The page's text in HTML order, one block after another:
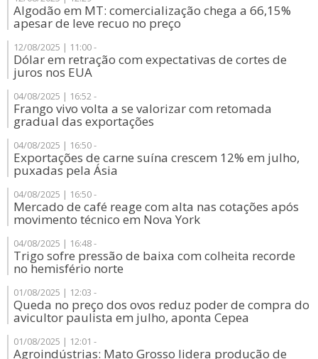
Algodão em MT: comercialização chega a 66,15%
apesar de leve recuo no preço
12/08/2025 | 11:00 -
Dólar em retração com expectativas de cortes de
juros nos EUA
04/08/2025 | 16:52 -
Frango vivo volta a se valorizar com retomada
gradual das exportações
04/08/2025 | 16:50 -
Exportações de carne suína crescem 12% em julho,
puxadas pela Ásia
04/08/2025 | 16:50 -
Mercado de café reage com alta nas cotações após
movimento técnico em Nova York
04/08/2025 | 16:48 -
Trigo sofre pressão de baixa com colheita recorde
no hemisfério norte
01/08/2025 | 12:03 -
Queda no preço dos ovos reduz poder de compra do
avicultor paulista em julho, aponta Cepea
01/08/2025 | 12:01 -
Agroindústrias: Mato Grosso lidera produção de